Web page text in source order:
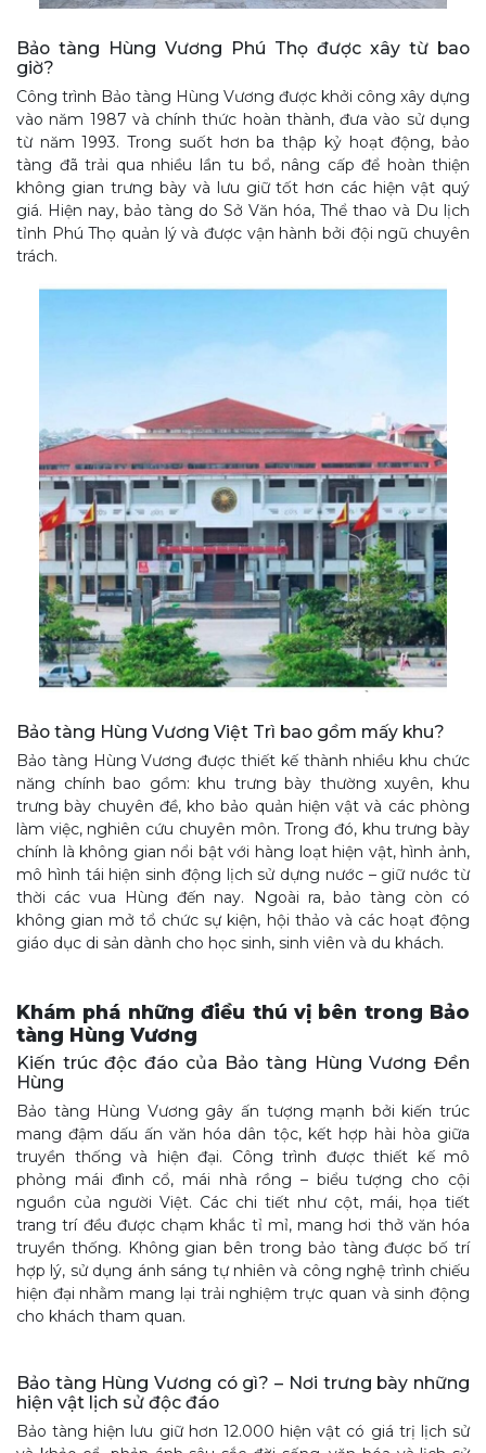
Bảo tàng Hùng Vương Phú Thọ được xây từ bao
giờ?
Công trình Bảo tàng Hùng Vương được khởi công xây dựng
vào năm 1987 và chính thức hoàn thành, đưa vào sử dụng
từ năm 1993. Trong suốt hơn ba thập kỷ hoạt động, bảo
tàng đã trải qua nhiều lần tu bổ, nâng cấp để hoàn thiện
không gian trưng bày và lưu giữ tốt hơn các hiện vật quý
giá. Hiện nay, bảo tàng do Sở Văn hóa, Thể thao và Du lịch
tỉnh Phú Thọ quản lý và được vận hành bởi đội ngũ chuyên
trách.
Bảo tàng Hùng Vương Việt Trì bao gồm mấy khu?
Bảo tàng Hùng Vương được thiết kế thành nhiều khu chức
năng chính bao gồm: khu trưng bày thường xuyên, khu
trưng bày chuyên đề, kho bảo quản hiện vật và các phòng
làm việc, nghiên cứu chuyên môn. Trong đó, khu trưng bày
chính là không gian nổi bật với hàng loạt hiện vật, hình ảnh,
mô hình tái hiện sinh động lịch sử dựng nước – giữ nước từ
thời các vua Hùng đến nay. Ngoài ra, bảo tàng còn có
không gian mở tổ chức sự kiện, hội thảo và các hoạt động
giáo dục di sản dành cho học sinh, sinh viên và du khách.
Khám phá những điều thú vị bên trong Bảo
tàng Hùng Vương
Kiến trúc độc đáo của Bảo tàng Hùng Vương Đền
Hùng
Bảo tàng Hùng Vương gây ấn tượng mạnh bởi kiến trúc
mang đậm dấu ấn văn hóa dân tộc, kết hợp hài hòa giữa
truyền thống và hiện đại. Công trình được thiết kế mô
phỏng mái đình cổ, mái nhà rồng – biểu tượng cho cội
nguồn của người Việt. Các chi tiết như cột, mái, họa tiết
trang trí đều được chạm khắc tỉ mỉ, mang hơi thở văn hóa
truyền thống. Không gian bên trong bảo tàng được bố trí
hợp lý, sử dụng ánh sáng tự nhiên và công nghệ trình chiếu
hiện đại nhằm mang lại trải nghiệm trực quan và sinh động
cho khách tham quan.
Bảo tàng Hùng Vương có gì? – Nơi trưng bày những
hiện vật lịch sử độc đáo
Bảo tàng hiện lưu giữ hơn 12.000 hiện vật có giá trị lịch sử